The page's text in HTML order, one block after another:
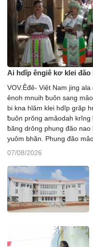
Ai hdĭp êngiê kơ klei đăo
VOV.Êđê- Việt Nam jing
ênoh mnuih ƀuôn sang
bi kna hlăm klei hdĭp grăp
ƀuôn prŏng amâodah
ƀăng drông phung đăo
yuôm bhăn. Phung đăo
07/08/2026